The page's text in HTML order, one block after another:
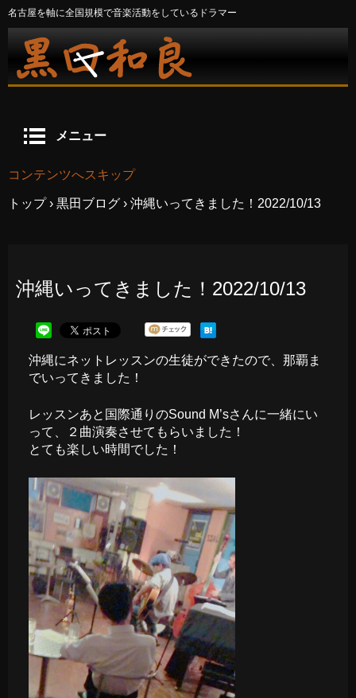
名古屋を軸に全国規模で音楽活動をしているドラマー
メニュー
コンテンツへスキップ
トップ › 黒田ブログ › 沖縄いってきました！2022/10/13
沖縄いってきました！2022/10/13
沖縄にネットレッスンの生徒ができたので、那覇ま
でいってきました！
レッスンあと国際通りのSound M’sさんに一緒にい
って、２曲演奏させてもらいました！
とても楽しい時間でした！